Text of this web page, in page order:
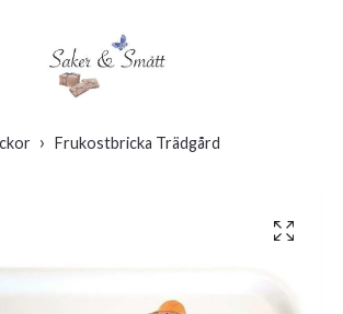
Frukostbricka Trädgård